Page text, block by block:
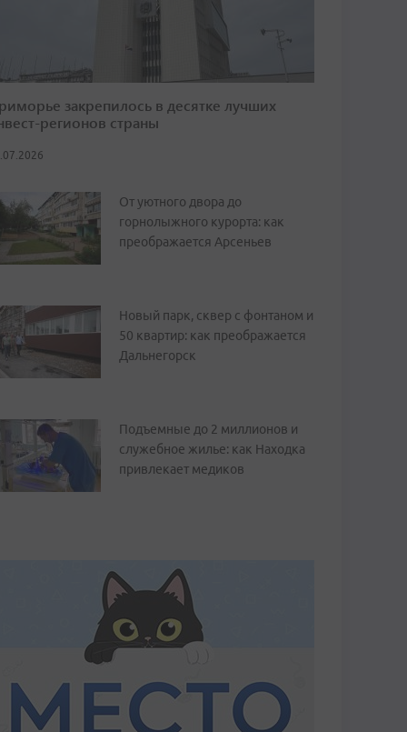
закрепилось в десятке лучших
регионов страны
От уютного двора до
горнолыжного курорта: как
преображается Арсеньев
Новый парк, сквер с фонтаном и
50 квартир: как преображается
Дальнегорск
Подъемные до 2 миллионов и
служебное жилье: как Находка
привлекает медиков